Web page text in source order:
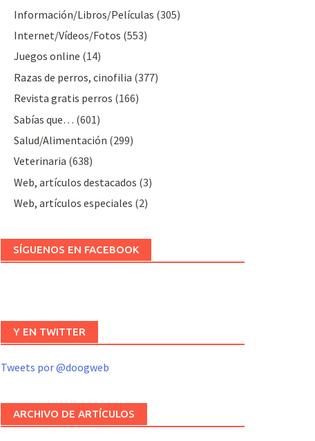
Información/Libros/Películas (305)
Internet/Vídeos/Fotos (553)
Juegos online (14)
Razas de perros, cinofilia (377)
Revista gratis perros (166)
Sabías que… (601)
Salud/Alimentación (299)
Veterinaria (638)
Web, artículos destacados (3)
Web, artículos especiales (2)
SÍGUENOS EN FACEBOOK
Y EN TWITTER
Tweets por @doogweb
ARCHIVO DE ARTÍCULOS